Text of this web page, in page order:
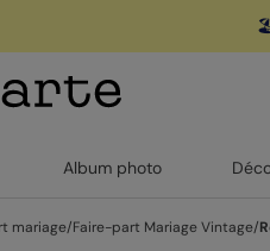
Album photo
mariage/Faire-part Mariage Vintage/